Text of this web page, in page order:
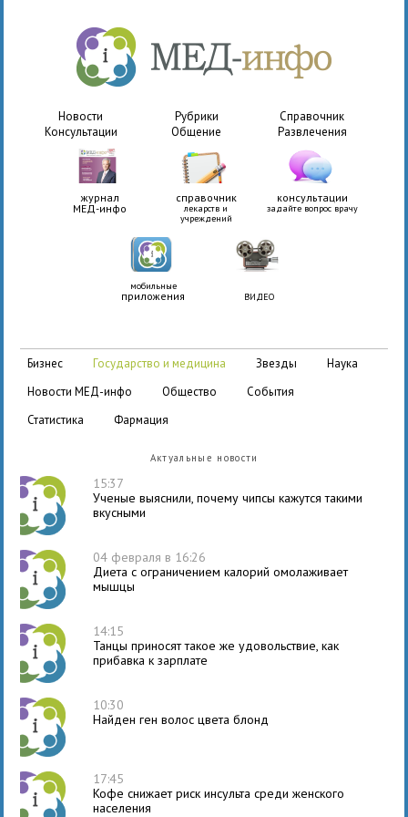
Новости Рубрики
Справочник
Консультации
Общение Развлечения
журнал
МЕД-инфо
справочник
лекарств и
учреждений
консультации
задайте вопрос врачу
мобильные
приложения ВИДЕО
бизнес государство и медицина звезды
наука
новости МЕД-инфо
общество
события
статистика
фармация
Актуальные новости
15:37
Ученые выяснили, почему чипсы кажутся такими
вкусными
04 февраля в 16:26
Диета с ограничением калорий омолаживает
мышцы
14:15
Танцы приносят такое же удовольствие, как
прибавка к зарплате
10:30
Найден ген волос цвета блонд
17:45
Кофе снижает риск инсульта среди женского
населения